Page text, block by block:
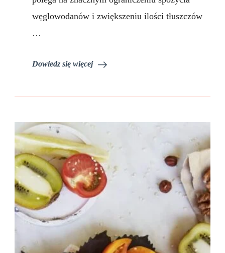
węglowodanów i zwiększeniu ilości tłuszczów
…
Dowiedz się więcej